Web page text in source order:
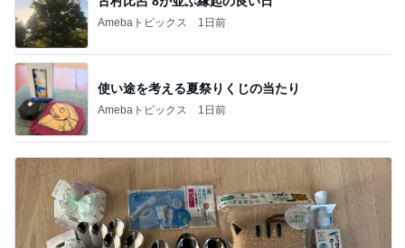
Amebaトピックス 1日前
使い途を考える夏祭りくじの当たり
Amebaトピックス 1日前